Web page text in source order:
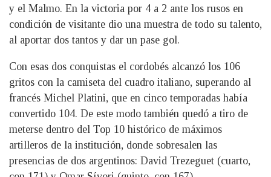
y el Malmo. En la victoria por 4 a 2 ante los rusos en
condición de visitante dio una muestra de todo su talento,
al aportar dos tantos y dar un pase gol.
Con esas dos conquistas el cordobés alcanzó los 106
gritos con la camiseta del cuadro italiano, superando al
francés Michel Platini, que en cinco temporadas había
convertido 104. De este modo también quedó a tiro de
meterse dentro del Top 10 histórico de máximos
artilleros de la institución, donde sobresalen las
presencias de dos argentinos: David Trezeguet (cuarto,